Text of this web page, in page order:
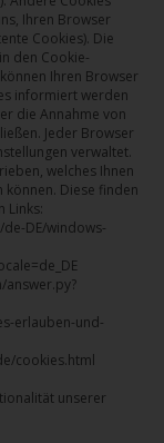
Ihren Browser
Cookies). Die
den Cookie-
Ihren Browser
informiert werden
die Annahme von
Jeder Browser
verwaltet.
welches Ihnen
können. Diese finden
Links:
DE/windows-
erlauben-und-
cookies.html
unserer